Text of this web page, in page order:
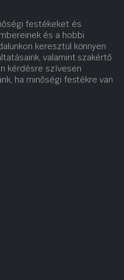
festékeket és
és a hobbi
keresztül könnyen
valamint szakértő
kérdésre szívesen
ha minőségi festékre van